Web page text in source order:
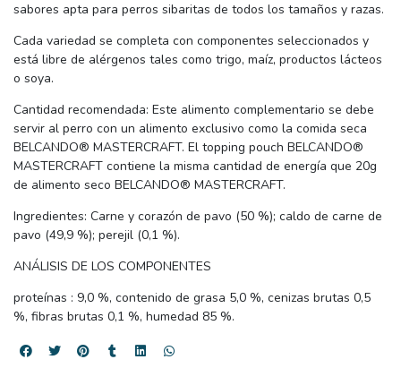
sabores apta para perros sibaritas de todos los tamaños y razas.
Cada variedad se completa con componentes seleccionados y
está libre de alérgenos tales como trigo, maíz, productos lácteos
o soya.
Cantidad recomendada: Este alimento complementario se debe
servir al perro con un alimento exclusivo como la comida seca
BELCANDO® MASTERCRAFT. El topping pouch BELCANDO®
MASTERCRAFT contiene la misma cantidad de energía que 20g
de alimento seco BELCANDO® MASTERCRAFT.
Ingredientes: Carne y corazón de pavo (50 %); caldo de carne de
pavo (49,9 %); perejil (0,1 %).
ANÁLISIS DE LOS COMPONENTES
proteínas : 9,0 %, contenido de grasa 5,0 %, cenizas brutas 0,5
%, fibras brutas 0,1 %, humedad 85 %.